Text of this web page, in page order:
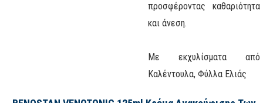
προσφέροντας καθαριότητα
και άνεση.
Με εκχυλίσματα από
Καλέντουλα, Φύλλα Ελιάς